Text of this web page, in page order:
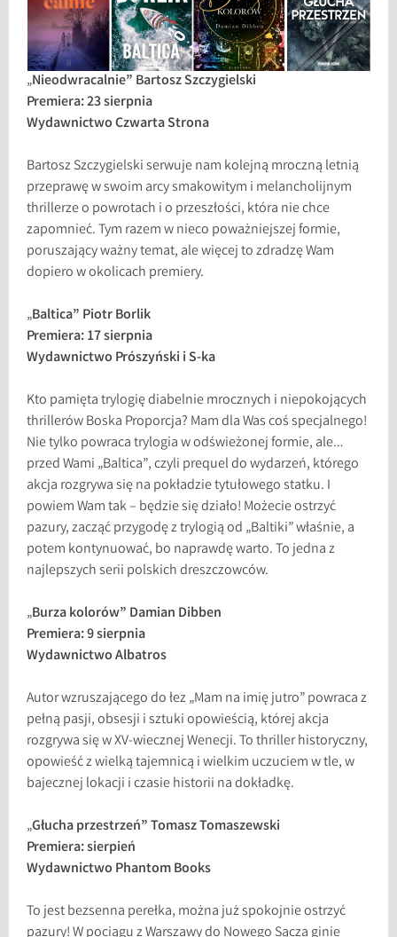
„Nieodwracalnie” Bartosz Szczygielski
Premiera: 23 sierpnia
Wydawnictwo Czwarta Strona
Bartosz Szczygielski serwuje nam kolejną mroczną letnią
przeprawę w swoim arcy smakowitym i melancholijnym
thrillerze o powrotach i o przeszłości, która nie chce
zapomnieć. Tym razem w nieco poważniejszej formie,
poruszający ważny temat, ale więcej to zdradzę Wam
dopiero w okolicach premiery.
„Baltica” Piotr Borlik
Premiera: 17 sierpnia
Wydawnictwo Prószyński i S-ka
Kto pamięta trylogię diabelnie mrocznych i niepokojących
thrillerów Boska Proporcja? Mam dla Was coś specjalnego!
Nie tylko powraca trylogia w odświeżonej formie, ale…
przed Wami „Baltica”, czyli prequel do wydarzeń, którego
akcja rozgrywa się na pokładzie tytułowego statku. I
powiem Wam tak – będzie się działo! Możecie ostrzyć
pazury, zacząć przygodę z trylogią od „Baltiki” właśnie, a
potem kontynuować, bo naprawdę warto. To jedna z
najlepszych serii polskich dreszczowców.
„Burza kolorów” Damian Dibben
Premiera: 9 sierpnia
Wydawnictwo Albatros
Autor wzruszającego do łez „Mam na imię jutro” powraca z
pełną pasji, obsesji i sztuki opowieścią, której akcja
rozgrywa się w XV-wiecznej Wenecji. To thriller historyczny,
opowieść z wielką tajemnicą i wielkim uczuciem w tle, w
bajecznej lokacji i czasie historii na dokładkę.
„Głucha przestrzeń” Tomasz Tomaszewski
Premiera: sierpień
Wydawnictwo Phantom Books
To jest bezsenna perełka, można już spokojnie ostrzyć